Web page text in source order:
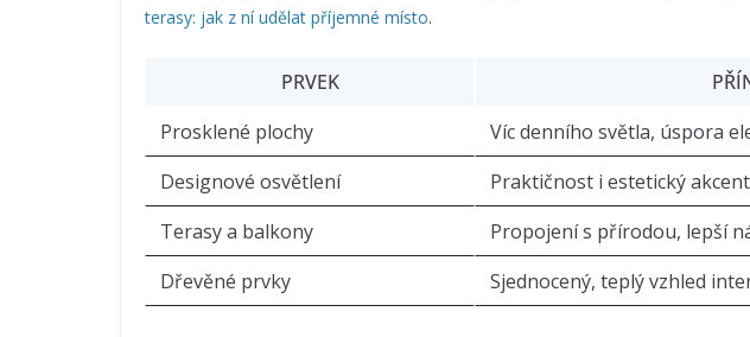
terasy: jak z ní udělat příjemné místo.
PRVEK
Prosklené plochy
Víc denního světla, úspora
Designové osvětlení
Praktičnost i estetický akcent
Terasy a balkony
Propojení s přírodou, lepší
Dřevěné prvky
Sjednocený, teplý vzhled